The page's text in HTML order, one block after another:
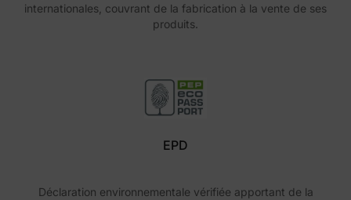
internationales, couvrant de la fabrication à la vente de ses
produits.
EPD
Déclaration environnementale vérifiée apportant de la